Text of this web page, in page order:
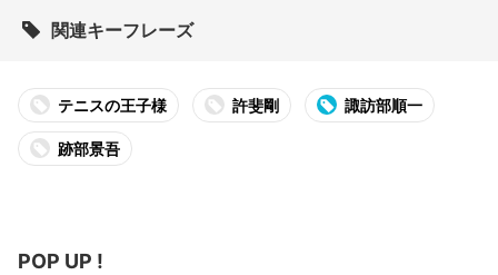
関連キーフレーズ
テニスの王子様 許斐剛 諏訪部順一
跡部景吾
POP UP !